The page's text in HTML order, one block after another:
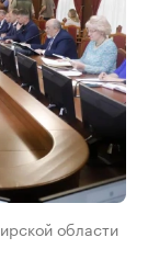
области